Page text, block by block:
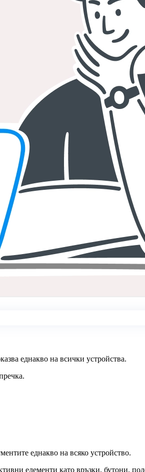
еднакво на всички устройства.
еднакво на всяко устройство.
елементи като връзки, бутони,